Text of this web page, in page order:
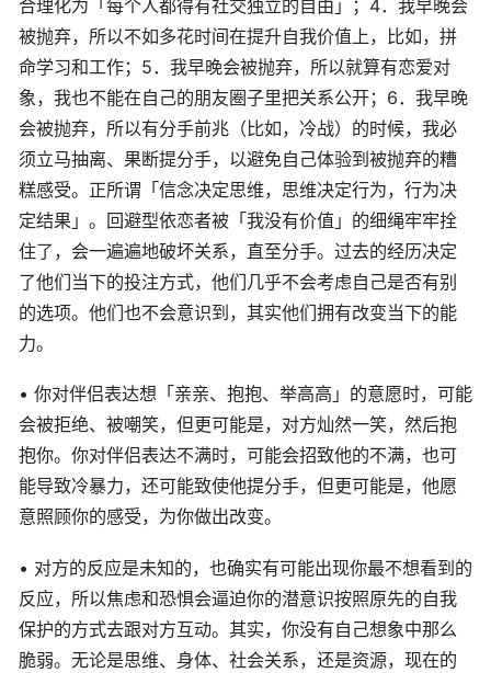
合理化为「每个人都得有社交独立的自由」；4．我早晚会
被抛弃，所以不如多花时间在提升自我价值上，比如，拼
命学习和工作；5．我早晚会被抛弃，所以就算有恋爱对
象，我也不能在自己的朋友圈子里把关系公开；6．我早晚
会被抛弃，所以有分手前兆（比如，冷战）的时候，我必
须立马抽离、果断提分手，以避免自己体验到被抛弃的糟
糕感受。正所谓「信念决定思维，思维决定行为，行为决
定结果」。回避型依恋者被「我没有价值」的细绳牢牢拴
住了，会一遍遍地破坏关系，直至分手。过去的经历决定
了他们当下的投注方式，他们几乎不会考虑自己是否有别
的选项。他们也不会意识到，其实他们拥有改变当下的能
力。
• 你对伴侣表达想「亲亲、抱抱、举高高」的意愿时，可能
会被拒绝、被嘲笑，但更可能是，对方灿然一笑，然后抱
抱你。你对伴侣表达不满时，可能会招致他的不满，也可
能导致冷暴力，还可能致使他提分手，但更可能是，他愿
意照顾你的感受，为你做出改变。
• 对方的反应是未知的，也确实有可能出现你最不想看到的
反应，所以焦虑和恐惧会逼迫你的潜意识按照原先的自我
保护的方式去跟对方互动。其实，你没有自己想象中那么
脆弱。无论是思维、身体、社会关系，还是资源，现在的